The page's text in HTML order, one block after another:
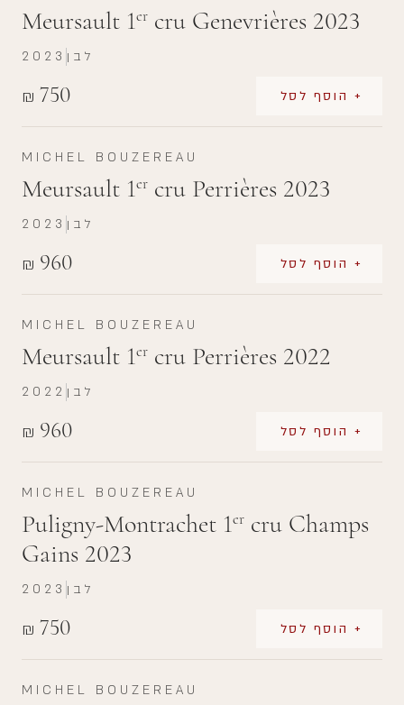
Meursault 1er cru Genevrières 2023
₪ 750 + הוסף לסל
2023 לבן
MICHEL BOUZEREAU
Meursault 1er cru Perrières 2023
₪ 960 + הוסף לסל
2023 לבן
MICHEL BOUZEREAU
Meursault 1er cru Perrières 2022
₪ 960 + הוסף לסל
2022 לבן
MICHEL BOUZEREAU
Puligny-Montrachet 1er cru Champs
Gains 2023
₪ 750 + הוסף לסל
2023 לבן
MICHEL BOUZEREAU